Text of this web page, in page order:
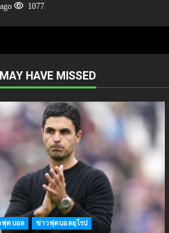
1077
HAVE MISSED
ฟุตบอล ข่าวฟุตบอลยุโรป